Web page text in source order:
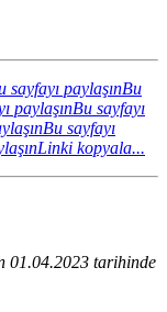
sayfayı paylaşınBu
paylaşınBu sayfayı
Bu sayfayı
Linki kopyala...
01.04.2023 tarihinde